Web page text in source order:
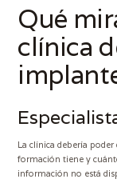
Qué
clínica
La clínica debería
formación tiene y
información no está